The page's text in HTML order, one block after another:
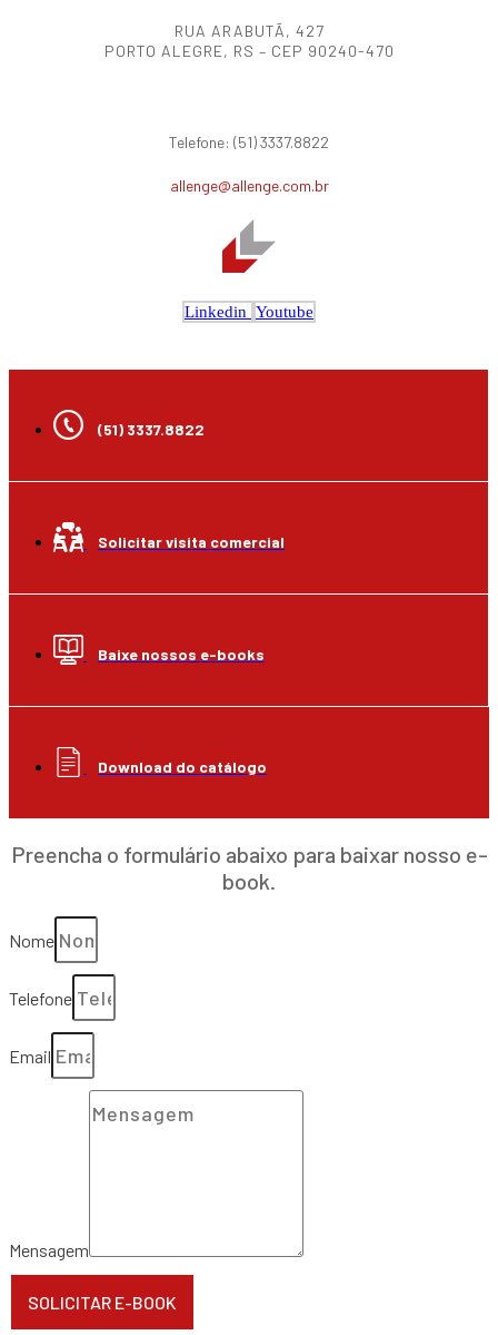
RUA ARABUTÃ, 427
PORTO ALEGRE, RS – CEP 90240-470
Telefone: (51) 3337.8822
allenge@allenge.com.br
Linkedin Youtube
(51) 3337.8822
Solicitar visita comercial
Baixe nossos e-books
Download do catálogo
Preencha o formulário abaixo para baixar nosso e-
book.
Nome
Telefone
Email
Mensagem
SOLICITAR E-BOOK